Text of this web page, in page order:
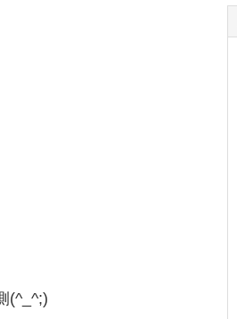
(^_^;)